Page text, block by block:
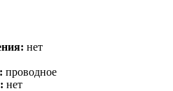
нет
проводное
нет